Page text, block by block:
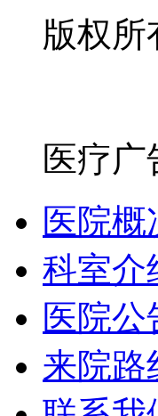
版权所
医疗广
医院概
科室介
医院公
来院路